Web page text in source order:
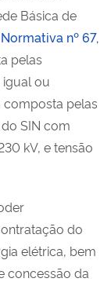
Básica de
nº 67,
pelas
igual ou
composta pelas
SIN com
kV, e tensão
do
elétrica, bem
concessão da